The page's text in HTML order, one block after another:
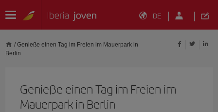
DE
/ Genieße einen Tag im Freien im Mauerpark in
Berlin
Genieße einen Tag im Freien im
Mauerpark in Berlin